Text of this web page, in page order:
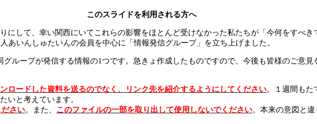
このスライドを利用される方へ
にして、幸い関西にいてこれらの影響をほとんど受けなかった私たちが「今何をすべ
あいんしゅたいんの会員を中心に「情報発信グループ」を立ち上げました。
グループが発信する情報の1つです。急きょ作成したものですので、今後も皆様のご意
ロードした資料を送るのでなく、リンク先を紹介するようにしてください。１週間もた
いと考えています。
さい。また、 このファイルの一部を取り出して使用しないでください。本来の意図と